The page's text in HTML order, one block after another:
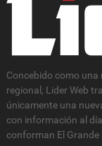
Concebido como
regional, Lider Web
únicamente una
con información al
conforman El Grande